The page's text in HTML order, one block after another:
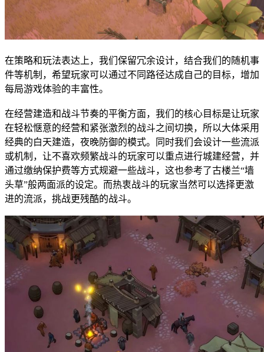
在策略和玩法表达上，我们保留冗余设计，结合我们的随机事
件等机制，希望玩家可以通过不同路径达成自己的目标，增加
每局游戏体验的丰富性。
在经营建造和战斗节奏的平衡方面，我们的核心目标是让玩家
在轻松惬意的经营和紧张激烈的战斗之间切换，所以大体采用
经典的白天建造，夜晚防御的模式。同时我们会设计一些流派
或机制，让不喜欢频繁战斗的玩家可以重点进行城建经营，并
通过缴纳保护费等方式规避一些战斗，这也参考了古楼兰“墙
头草”般两面派的设定。而热衷战斗的玩家当然可以选择更激
进的流派，挑战更残酷的战斗。